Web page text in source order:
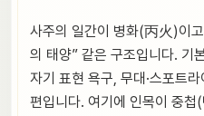
사주의 일간이 병화(丙火)이
의 태양” 같은 구조입니다. 기
자기 표현 욕구, 무대·스포트
편입니다. 여기에 인목이 중첩